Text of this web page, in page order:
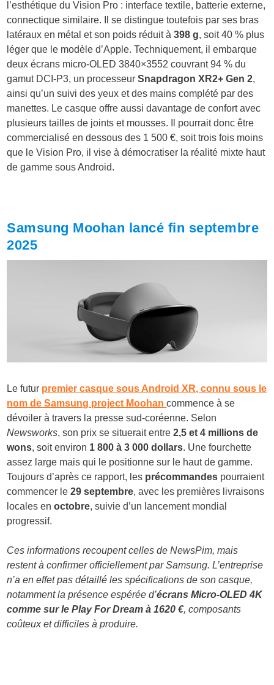
l’esthétique du Vision Pro : interface textile, batterie externe,
connectique similaire. Il se distingue toutefois par ses bras
latéraux en métal et son poids réduit à398 g, soit 40 % plus
léger que le modèle d’Apple. Techniquement, il embarque
deux écrans micro-OLED 3840×3552 couvrant 94 % du
gamut DCI-P3, un processeurSnapdragon XR2+ Gen 2,
ainsi qu’un suivi des yeux et des mains complété par des
manettes. Le casque offre aussi davantage de confort avec
plusieurs tailles de joints et mousses. Il pourrait donc être
commercialisé en dessous des 1 500 €, soit trois fois moins
que le Vision Pro, il vise à démocratiser la réalité mixte haut
de gamme sous Android.
Samsung Moohan lancé fin septembre
2025
Le futur premier casque sous Android XR, connu sous le
nom de Samsung project Moohan commence à se
dévoiler à travers la presse sud-coréenne. Selon
Newsworks, son prix se situerait entre2,5 et 4 millions de
wons, soit environ 1 800 à 3 000 dollars. Une fourchette
assez large mais qui le positionne sur le haut de gamme.
Toujours d’après ce rapport, les précommandes pourraient
commencer le29 septembre, avec les premières livraisons
locales enoctobre, suivie d’un lancement mondial
progressif.
Ces informations recoupent celles de NewsPim, mais
restent à confirmer officiellement par Samsung. L’entreprise
n’a en effet pas détaillé les spécifications de son casque,
notamment la présence espérée d’écrans Micro-OLED 4K
comme sur le Play For Dream à 1620 €, composants
coûteux et difficiles à produire.